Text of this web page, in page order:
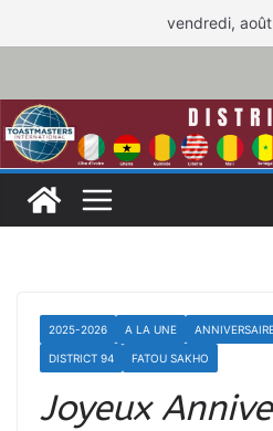
vendredi,
2025-2026 A LA UNE
DISTRICT 94 FATOU SAKHO
Joyeux